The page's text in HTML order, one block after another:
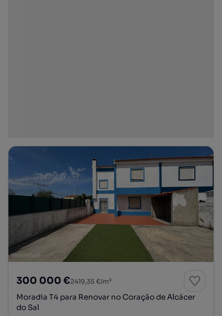
300 000 €2419,35 €/m²
Moradia T4 para Renovar no Coração de Alcácer
do Sal